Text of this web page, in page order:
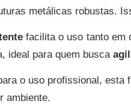
metálicas robustas.
facilita o uso tanto em
ideal para quem busca
o uso profissional, esta
ambiente.